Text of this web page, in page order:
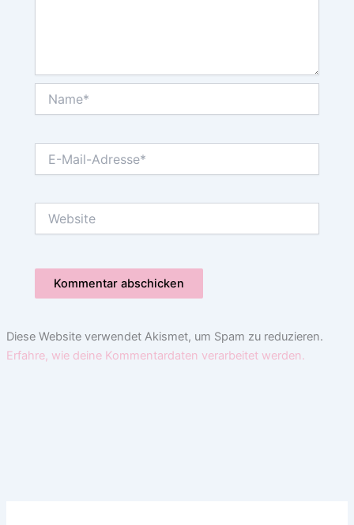
Mail-
Diese Website verwendet Akismet, um Spam zu reduzieren.
Erfahre, wie deine Kommentardaten verarbeitet werden.